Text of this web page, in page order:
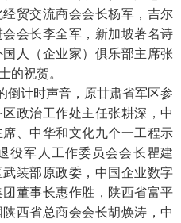
贸交流商会会长杨军，吉尔
会长李全军，新加坡著名诗
人（企业家）俱乐部主席张
士的祝贺。
倒计时声音，原甘肃省军区参
政治工作处主任张耕深，中
、中华和文化九个一工程示
役军人工作委员会会长瞿建
装部原政委，中国企业数字
董事长惠作胜，陕西省富平
西省总商会会长胡焕涛，中